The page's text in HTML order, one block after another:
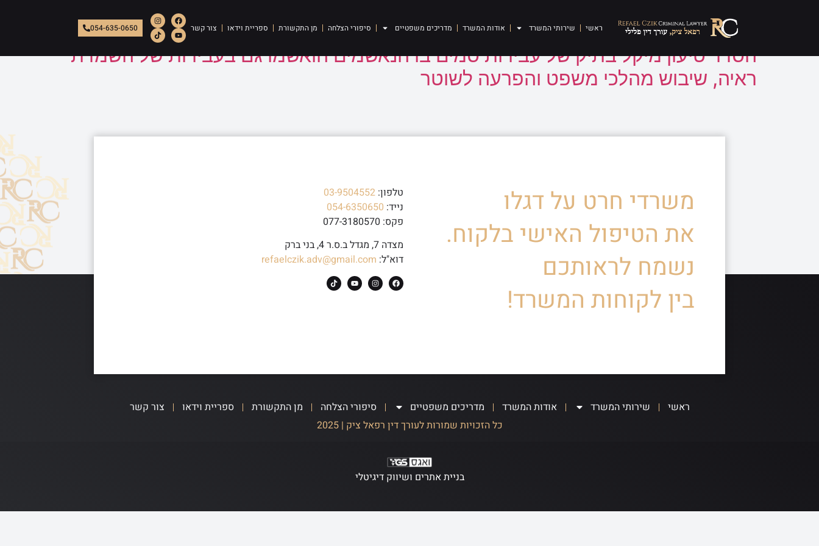
ראשי שירותי המשרד אודות המשרד מדריכים משפטיים סיפורי הצלחה מן התקשורת ספריית וידאו צור קשר 054-635-0650 תגית:השמדת ראיה
הסדר טיעון מיקל בתיק של עבירות סמים בו הנאשמים הואשמו גם בעבירות של השמדת
ראיה, שיבוש מהלכי משפט והפרעה לשוטר
משרדי חרט על דגלו
את הטיפול האישי בלקוח.
נשמח לראותכם
בין לקוחות המשרד!
טלפון: 03-9504552
נייד: 054-6350650
פקס: 077-3180570
מצדה 7, מגדל ב.ס.ר 4, בני ברק
דוא"ל: refaelczik.adv@gmail.com
ראשי שירותי המשרד אודות המשרד מדריכים משפטיים סיפורי הצלחה מן התקשורת ספריית וידאו
צור קשר
כל הזכויות שמורות לעורך דין רפאל ציק | 2025
בניית אתרים ושיווק דיגיטלי